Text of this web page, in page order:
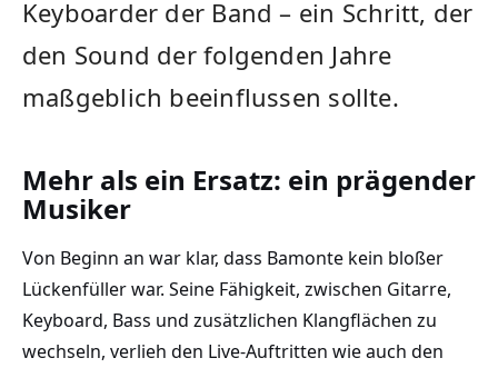
Keyboarder der Band – ein Schritt, der
den Sound der folgenden Jahre
maßgeblich beeinflussen sollte.
Mehr als ein Ersatz: ein prägender
Musiker
Von Beginn an war klar, dass Bamonte kein bloßer
Lückenfüller war. Seine Fähigkeit, zwischen Gitarre,
Keyboard, Bass und zusätzlichen Klangflächen zu
wechseln, verlieh den Live-Auftritten wie auch den